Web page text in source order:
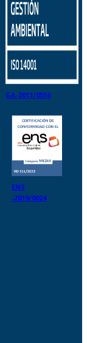
GA-2011/0556
ENS
-2019/0024